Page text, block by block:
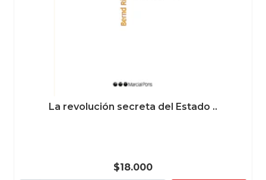
La revolución secreta del Estado ..
$18.000